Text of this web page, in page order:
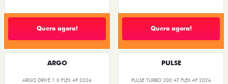
Quero agora! Quero agora!
ARGO
ARGO DRIVE 1.0 FLEX 4P 2026
PULSE
PULSE TURBO 200 AT FLEX 4P 2026